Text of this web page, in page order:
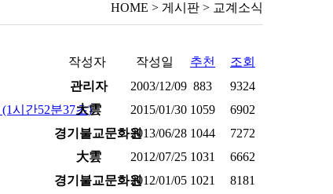
HOME > 게시판 > 교계소식
작성자 작성일 추천
조회
관리자 2003/12/09 883
9324
시간52분37초)
大雲 2015/01/30 1059
6902
경기불교문화원2013/06/28 1044
7272
大雲 2012/07/25 1031
6662
경기불교문화원2012/01/05 1021
8181